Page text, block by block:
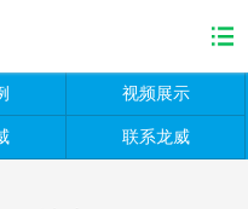
视频展示
联系龙威